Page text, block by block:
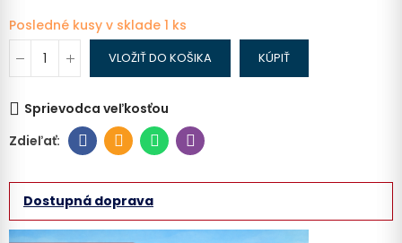
Posledné kusy v sklade 1 ks
VLOŽIŤ DO KOŠIKA KÚPIŤ
Sprievodca veľkosťou
Dostupná doprava